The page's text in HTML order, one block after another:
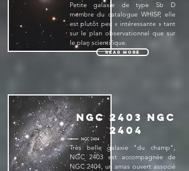
Petite galaxie de type Sb D
membre du catalogue WHISP, elle
est plutôt peu « intéressante » tant
sur le plan observationnel que sur
le plan scientifique.
Read More
NGC 2403 NGC
2404
Très belle galaxie "du champ",
NGC 2403 est accompagnée de
NGC 2404, un amas ouvert associé